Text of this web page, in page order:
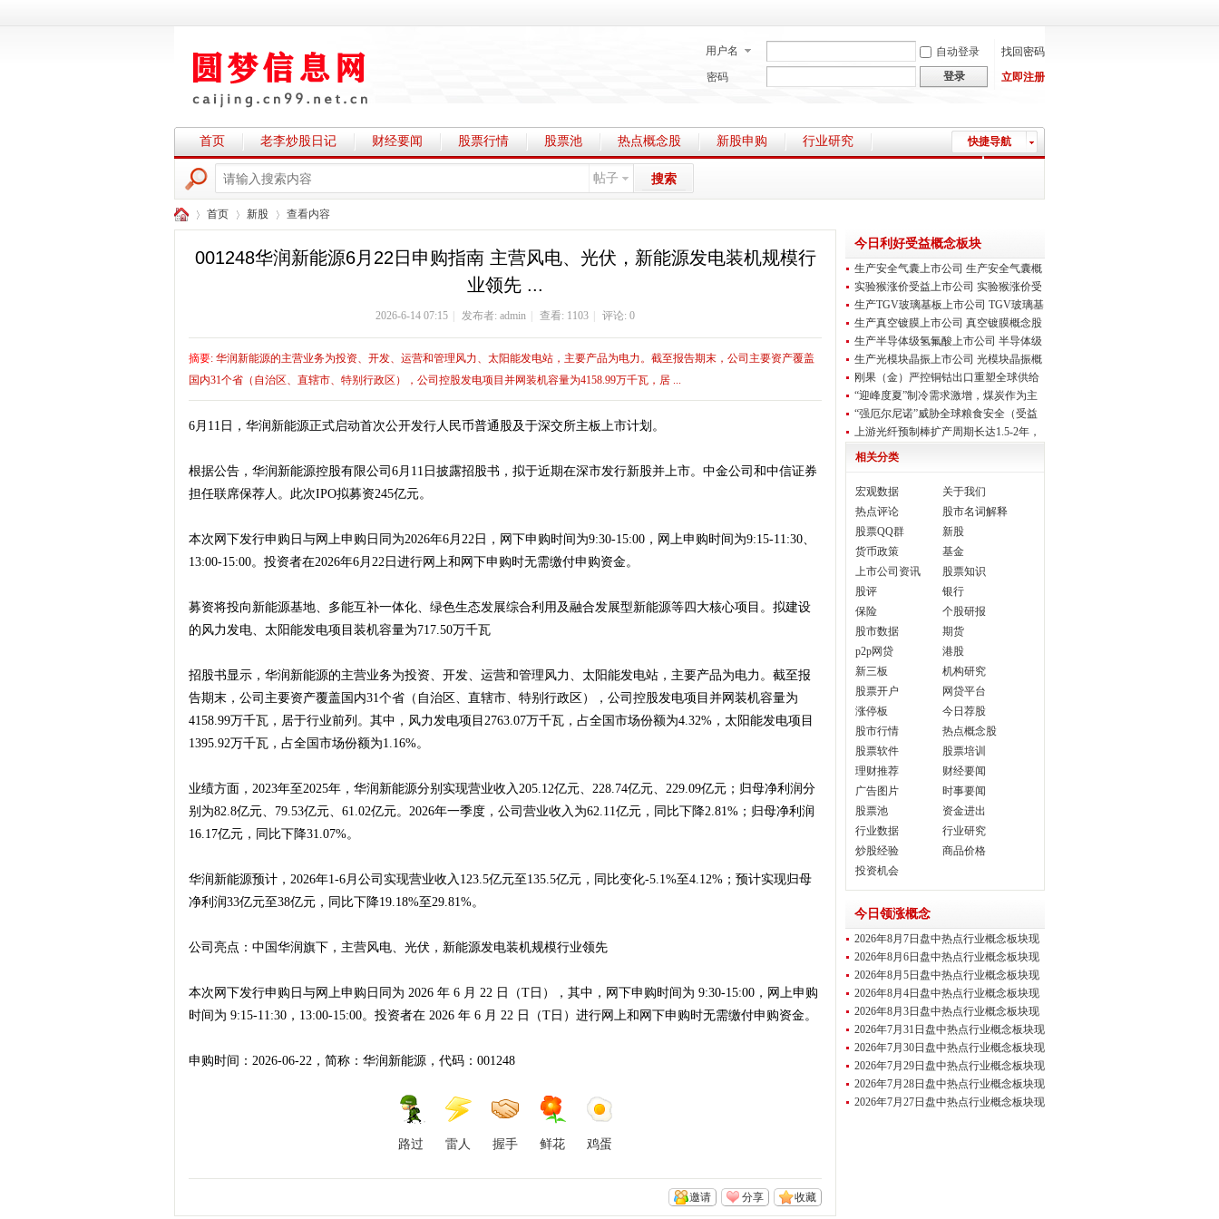
用户名 自动登录
找回密码
密码
登录 立即注册
快捷导航
首页 老李炒股日记 财经要闻 股票行情 股票池 热点概念股 新股申购 行业研究
帖子 搜索
首页 新股 查看内容
001248华润新能源6月22日申购指南 主营风电、光伏，新能源发电装机规模行
业领先 ...
2026-6-14 07:15 发布者: admin 查看: 1103 评论: 0
摘要: 华润新能源的主营业务为投资、开发、运营和管理风力、太阳能发电站，主要产品为电力。截至报告期末，公司主要资产覆盖
国内31个省（自治区、直辖市、特别行政区），公司控股发电项目并网装机容量为4158.99万千瓦，居 ...
6月11日，华润新能源正式启动首次公开发行人民币普通股及于深交所主板上市计划。
根据公告，华润新能源控股有限公司6月11日披露招股书，拟于近期在深市发行新股并上市。中金公司和中信证券
担任联席保荐人。此次IPO拟募资245亿元。
本次网下发行申购日与网上申购日同为2026年6月22日，网下申购时间为9:30-15:00，网上申购时间为9:15-11:30、
13:00-15:00。投资者在2026年6月22日进行网上和网下申购时无需缴付申购资金。
募资将投向新能源基地、多能互补一体化、绿色生态发展综合利用及融合发展型新能源等四大核心项目。拟建设
的风力发电、太阳能发电项目装机容量为717.50万千瓦
招股书显示，华润新能源的主营业务为投资、开发、运营和管理风力、太阳能发电站，主要产品为电力。截至报
告期末，公司主要资产覆盖国内31个省（自治区、直辖市、特别行政区），公司控股发电项目并网装机容量为
4158.99万千瓦，居于行业前列。其中，风力发电项目2763.07万千瓦，占全国市场份额为4.32%，太阳能发电项目
1395.92万千瓦，占全国市场份额为1.16%。
业绩方面，2023年至2025年，华润新能源分别实现营业收入205.12亿元、228.74亿元、229.09亿元；归母净利润分
别为82.8亿元、79.53亿元、61.02亿元。2026年一季度，公司营业收入为62.11亿元，同比下降2.81%；归母净利润
16.17亿元，同比下降31.07%。
华润新能源预计，2026年1-6月公司实现营业收入123.5亿元至135.5亿元，同比变化-5.1%至4.12%；预计实现归母
净利润33亿元至38亿元，同比下降19.18%至29.81%。
公司亮点：中国华润旗下，主营风电、光伏，新能源发电装机规模行业领先
本次网下发行申购日与网上申购日同为 2026 年 6 月 22 日（T日），其中，网下申购时间为 9:30-15:00，网上申购
时间为 9:15-11:30，13:00-15:00。投资者在 2026 年 6 月 22 日（T日）进行网上和网下申购时无需缴付申购资金。
申购时间：2026-06-22，简称：华润新能源，代码：001248
路过 雷人 握手 鲜花 鸡蛋
收藏
分享
邀请
今日利好受益概念板块
生产安全气囊上市公司 生产安全气囊概
念股
实验猴涨价受益上市公司 实验猴涨价受
益概
生产TGV玻璃基板上市公司 TGV玻璃基
板概念
生产真空镀膜上市公司 真空镀膜概念股
一览
生产半导体级氢氟酸上市公司 半导体级
氢氟
生产光模块晶振上市公司 光模块晶振概
念股
刚果（金）严控铜钴出口重塑全球供给
格局：
“迎峰度夏”制冷需求激增，煤炭作为主
力能
“强厄尔尼诺”威胁全球粮食安全（受益
概念
上游光纤预制棒扩产周期长达1.5-2年，
2026
相关分类
宏观数据
关于我们
热点评论
股市名词解释
股票QQ群
新股
货币政策
基金
上市公司资讯
股票知识
股评
银行
保险
个股研报
股市数据
期货
p2p网贷
港股
新三板
机构研究
股票开户
网贷平台
涨停板
今日荐股
股市行情
热点概念股
股票软件
股票培训
理财推荐
财经要闻
广告图片
时事要闻
股票池
资金进出
行业数据
行业研究
炒股经验
商品价格
投资机会
今日领涨概念
2026年8月7日盘中热点行业概念板块现
场直播
2026年8月6日盘中热点行业概念板块现
场直播
2026年8月5日盘中热点行业概念板块现
场直播
2026年8月4日盘中热点行业概念板块现
场直播
2026年8月3日盘中热点行业概念板块现
场直播
2026年7月31日盘中热点行业概念板块现
场直
2026年7月30日盘中热点行业概念板块现
场直
2026年7月29日盘中热点行业概念板块现
场直
2026年7月28日盘中热点行业概念板块现
场直
2026年7月27日盘中热点行业概念板块现